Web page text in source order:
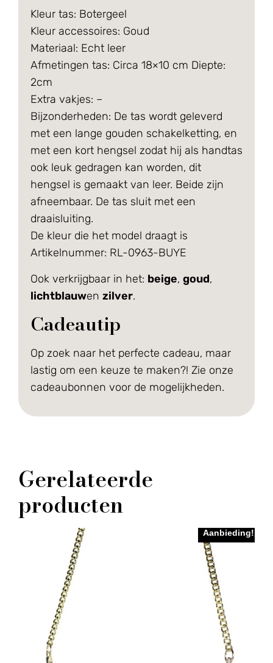
Kleur tas: Botergeel
Kleur accessoires: Goud
Materiaal: Echt leer
Afmetingen tas: Circa 18×10 cm Diepte:
2cm
Extra vakjes: –
Bijzonderheden: De tas wordt geleverd
met een lange gouden schakelketting, en
met een kort hengsel zodat hij als handtas
ook leuk gedragen kan worden, dit
hengsel is gemaakt van leer. Beide zijn
afneembaar. De tas sluit met een
draaisluiting.
De kleur die het model draagt is
Artikelnummer: RL-0963-BUYE
Ook verkrijgbaar in het: beige, goud,
lichtblauwen zilver.
Cadeautip
Op zoek naar het perfecte cadeau, maar
lastig om een keuze te maken?! Zie onze
cadeaubonnen voor de mogelijkheden.
Gerelateerde
producten
Aanbieding!